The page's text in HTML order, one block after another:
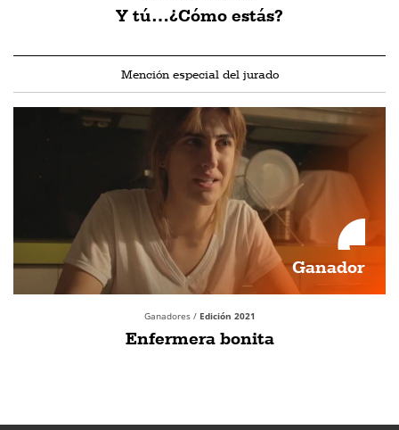
Y tú…¿Cómo estás?
Mención especial del jurado
Ganador
Ganadores / Edición 2021
Enfermera bonita